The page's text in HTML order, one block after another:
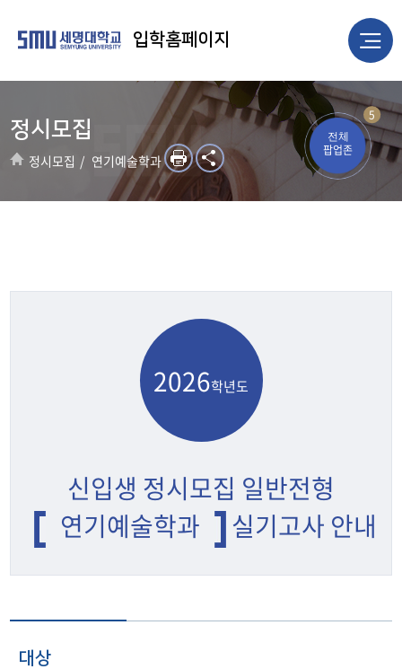
5
전체
팝업존
입학홈페이지
정시모집
정시모집 연기예술학과
2026학년도
신입생 정시모집 일반전형
연기예술학과
실기고사 안내
대상